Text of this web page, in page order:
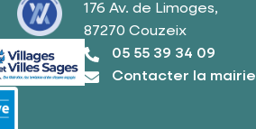
176 Av. de Limoges,
87270 Couzeix
05 55 39 34 09
Contacter la mairie